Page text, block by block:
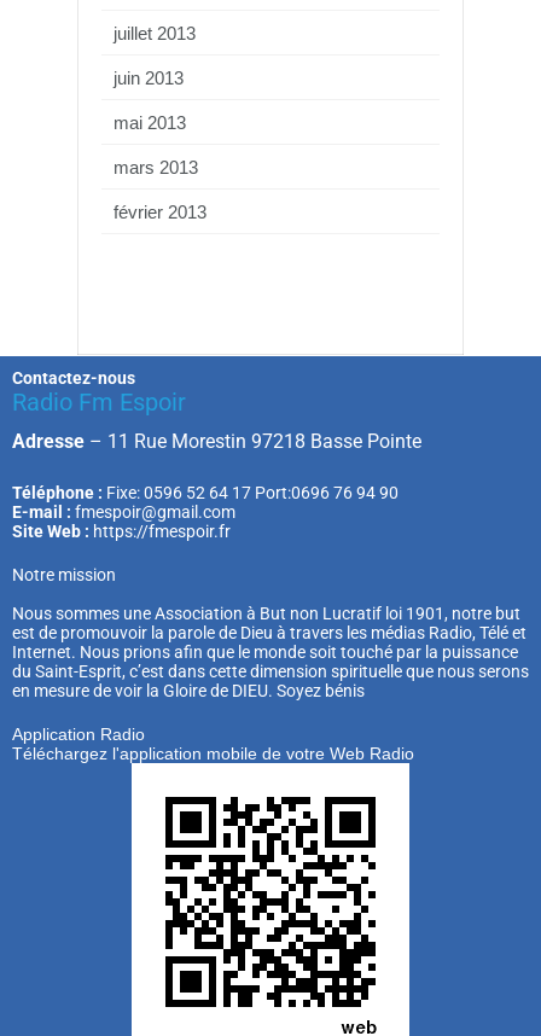
juillet 2013
juin 2013
mai 2013
mars 2013
février 2013
Contactez-nous
Radio Fm Espoir
Adresse – 11 Rue Morestin 97218 Basse Pointe
Téléphone : Fixe: 0596 52 64 17 Port:0696 76 94 90
E-mail : fmespoir@gmail.com
Site Web : https://fmespoir.fr
Notre mission
Nous sommes une Association à But non Lucratif loi 1901, notre but
est de promouvoir la parole de Dieu à travers les médias Radio, Télé et
Internet. Nous prions afin que le monde soit touché par la puissance
du Saint-Esprit, c’est dans cette dimension spirituelle que nous serons
en mesure de voir la Gloire de DIEU. Soyez bénis
Application Radio
Téléchargez l'application mobile de votre Web Radio